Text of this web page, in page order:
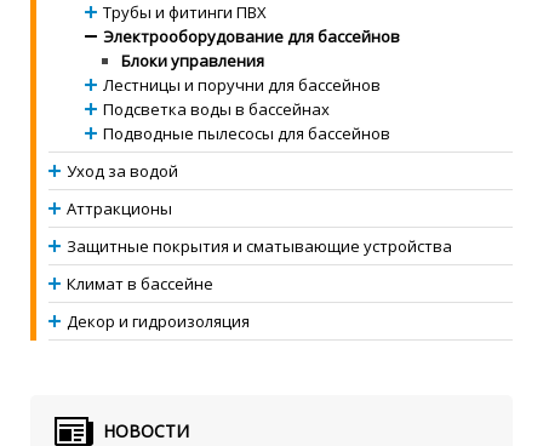
Трубы и фитинги ПВХ
Электрооборудование для бассейнов
Блоки управления
Лестницы и поручни для бассейнов
Подсветка воды в бассейнах
Подводные пылесосы для бассейнов
Уход за водой
Аттракционы
Защитные покрытия и сматывающие устройства
Климат в бассейне
Декор и гидроизоляция
НОВОСТИ